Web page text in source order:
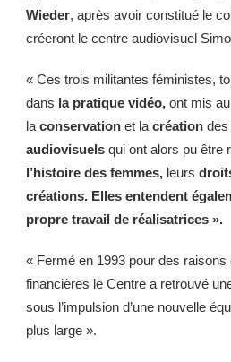
Wieder, après avoir constitué le
créeront le centre audiovisuel
« Ces trois militantes féministes,
dans la pratique vidéo, ont mis
la conservation et la création des
audiovisuels qui ont alors pu être
l’histoire des femmes, leurs
créations. Elles entendent
propre travail de réalisatrices ».
« Fermé en 1993 pour des
financières le Centre a retrouvé
sous l’impulsion d’une nouvelle
plus large ».